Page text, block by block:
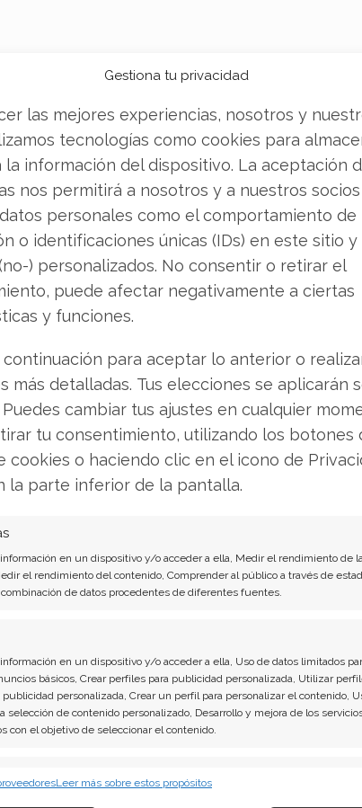
Gestiona tu privacidad
las mejores experiencias, nosotros y
tecnologías como cookies para
la información del dispositivo. La aceptación
nos permitirá a nosotros y a nuestros socios
personales como el comportamiento de
o identificaciones únicas (IDs) en este sitio
) personalizados. No consentir o retirar el
puede afectar negativamente a ciertas
y funciones.
continuación para aceptar lo anterior o
más detalladas. Tus elecciones se aplicarán
cambiar tus ajustes en cualquier
tu consentimiento, utilizando los botones
cookies o haciendo clic en el icono de
la parte inferior de la pantalla.
en un dispositivo y/o acceder a ella, Medir el rendimiento de la
el rendimiento del contenido, Comprender al público a través de
de datos procedentes de diferentes fuentes.
en un dispositivo y/o acceder a ella, Uso de datos limitados
básicos, Crear perfiles para publicidad personalizada, Utilizar
publicidad personalizada, Crear un perfil para personalizar el contenido,
selección de contenido personalizado, Desarrollo y mejora de los
con el objetivo de seleccionar el contenido.
Leer más sobre estos propósitos
desde este sitio web.
desde un equipo o dominio que no es
de una página web, plataforma o
nos permiten cuantificar el número de
ofertado.